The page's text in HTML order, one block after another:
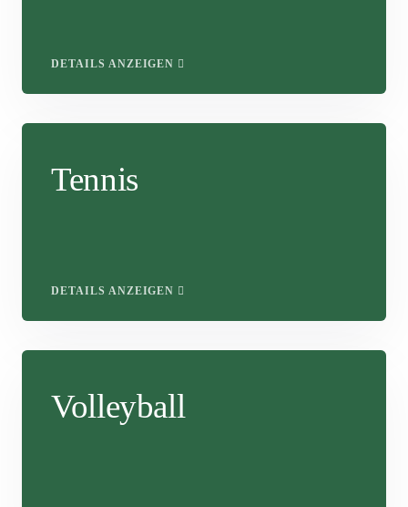
DETAILS ANZEIGEN
Tennis
DETAILS ANZEIGEN
Volleyball